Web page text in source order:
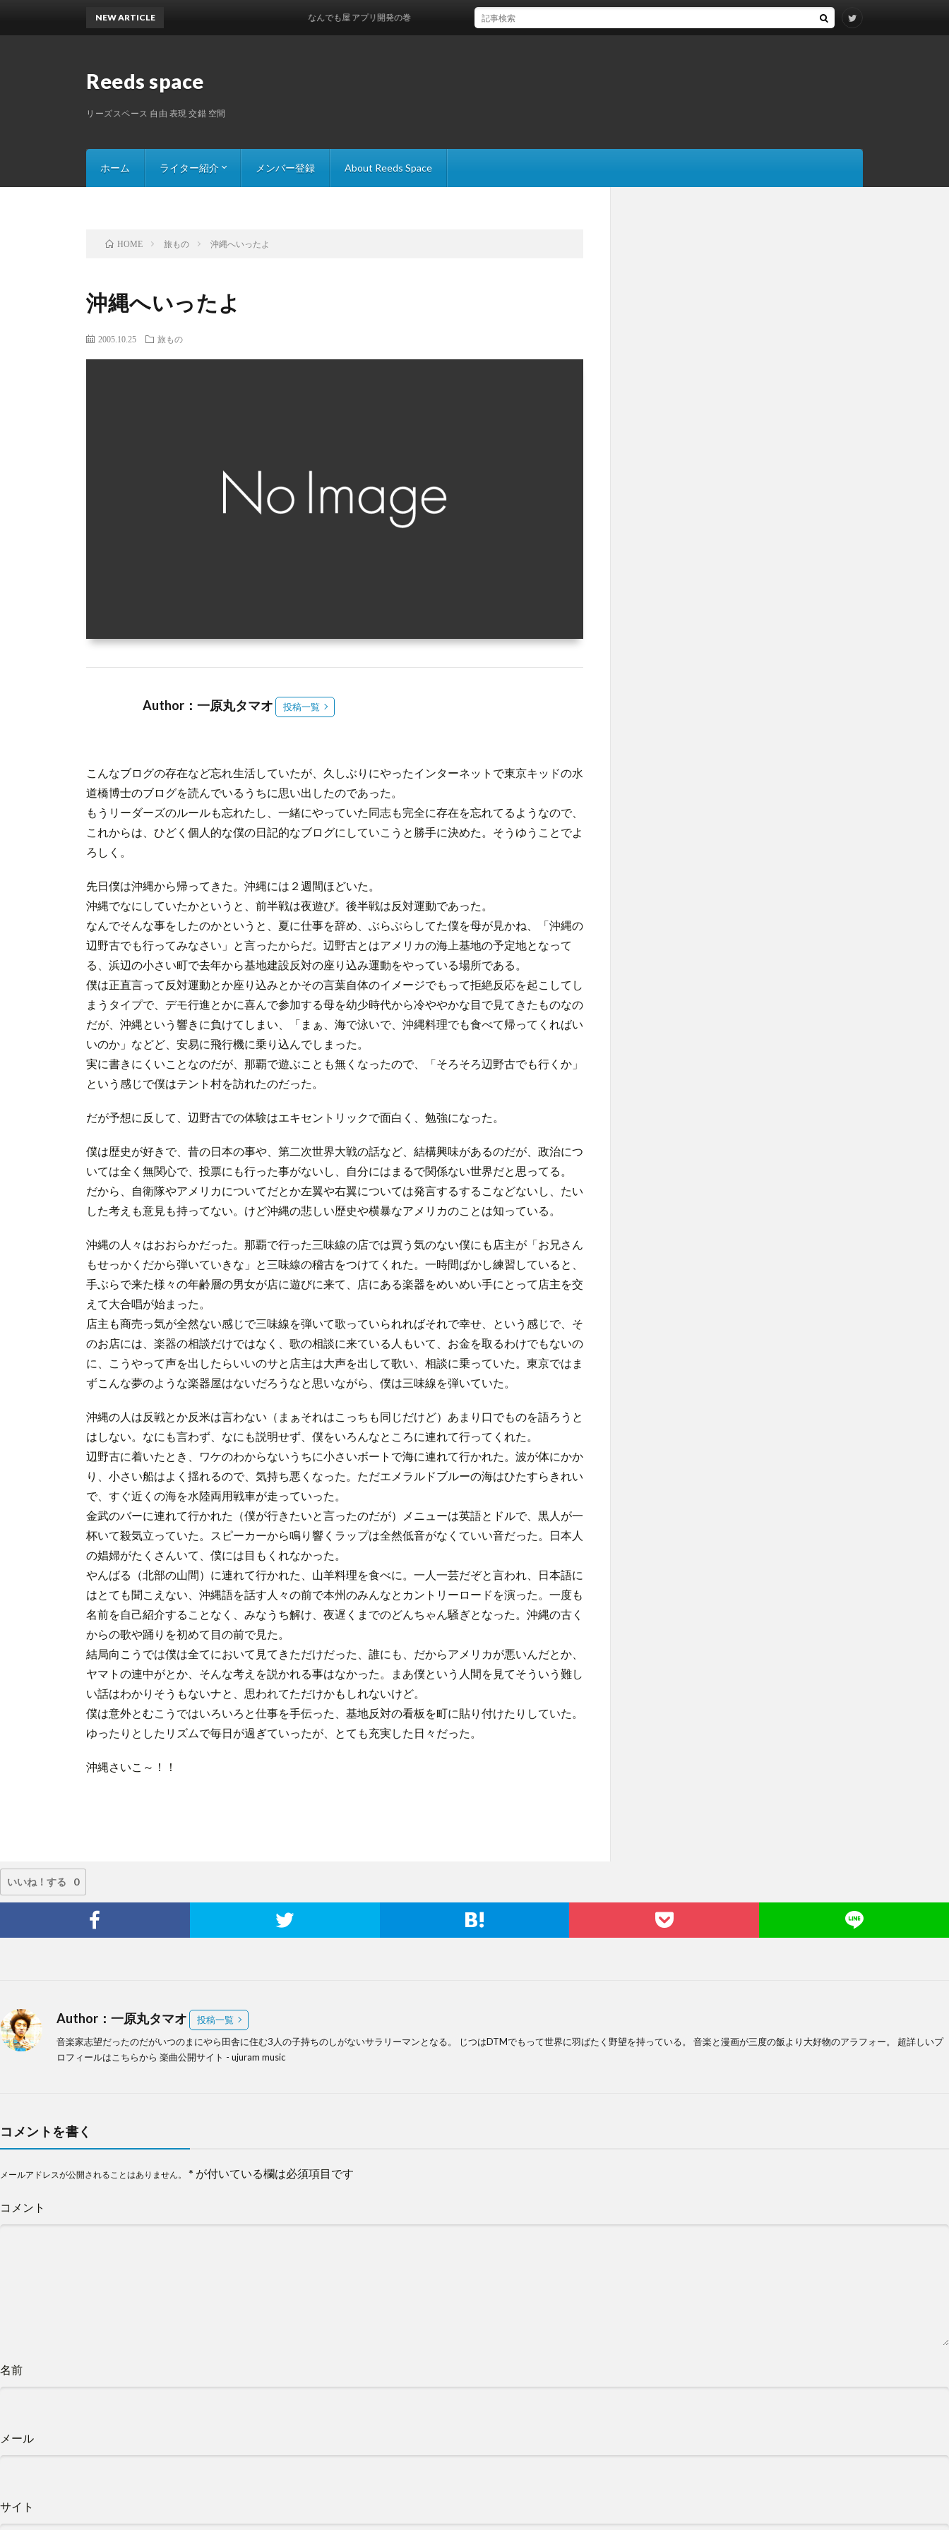
Reeds space
リーズスペース 自由 表現 交錯 空間
ホーム ライター紹介 メンバー登録 About Reeds Space
NEW ARTICLE なんでも屋 アプリ開発の巻
HOME 旅もの 沖縄へいったよ
沖縄へいったよ
2005.10.25 旅もの
Author：一原丸タマオ 投稿一覧
こんなブログの存在など忘れ生活していたが、久しぶりにやったインターネットで東京キッドの水
道橋博士のブログを読んでいるうちに思い出したのであった。
もうリーダーズのルールも忘れたし、一緒にやっていた同志も完全に存在を忘れてるようなので、
これからは、ひどく個人的な僕の日記的なブログにしていこうと勝手に決めた。そうゆうことでよ
ろしく。
先日僕は沖縄から帰ってきた。沖縄には２週間ほどいた。
沖縄でなにしていたかというと、前半戦は夜遊び。後半戦は反対運動であった。
なんでそんな事をしたのかというと、夏に仕事を辞め、ぶらぶらしてた僕を母が見かね、「沖縄の
辺野古でも行ってみなさい」と言ったからだ。辺野古とはアメリカの海上基地の予定地となって
る、浜辺の小さい町で去年から基地建設反対の座り込み運動をやっている場所である。
僕は正直言って反対運動とか座り込みとかその言葉自体のイメージでもって拒絶反応を起こしてし
まうタイプで、デモ行進とかに喜んで参加する母を幼少時代から冷ややかな目で見てきたものなの
だが、沖縄という響きに負けてしまい、「まぁ、海で泳いで、沖縄料理でも食べて帰ってくればい
いのか」などど、安易に飛行機に乗り込んでしまった。
実に書きにくいことなのだが、那覇で遊ぶことも無くなったので、「そろそろ辺野古でも行くか」
という感じで僕はテント村を訪れたのだった。
だが予想に反して、辺野古での体験はエキセントリックで面白く、勉強になった。
僕は歴史が好きで、昔の日本の事や、第二次世界大戦の話など、結構興味があるのだが、政治につ
いては全く無関心で、投票にも行った事がないし、自分にはまるで関係ない世界だと思ってる。
だから、自衛隊やアメリカについてだとか左翼や右翼については発言するするこなどないし、たい
した考えも意見も持ってない。けど沖縄の悲しい歴史や横暴なアメリカのことは知っている。
沖縄の人々はおおらかだった。那覇で行った三味線の店では買う気のない僕にも店主が「お兄さん
もせっかくだから弾いていきな」と三味線の稽古をつけてくれた。一時間ばかし練習していると、
手ぶらで来た様々の年齢層の男女が店に遊びに来て、店にある楽器をめいめい手にとって店主を交
えて大合唱が始まった。
店主も商売っ気が全然ない感じで三味線を弾いて歌っていられればそれで幸せ、という感じで、そ
のお店には、楽器の相談だけではなく、歌の相談に来ている人もいて、お金を取るわけでもないの
に、こうやって声を出したらいいのサと店主は大声を出して歌い、相談に乗っていた。東京ではま
ずこんな夢のような楽器屋はないだろうなと思いながら、僕は三味線を弾いていた。
沖縄の人は反戦とか反米は言わない（まぁそれはこっちも同じだけど）あまり口でものを語ろうと
はしない。なにも言わず、なにも説明せず、僕をいろんなところに連れて行ってくれた。
辺野古に着いたとき、ワケのわからないうちに小さいボートで海に連れて行かれた。波が体にかか
り、小さい船はよく揺れるので、気持ち悪くなった。ただエメラルドブルーの海はひたすらきれい
で、すぐ近くの海を水陸両用戦車が走っていった。
金武のバーに連れて行かれた（僕が行きたいと言ったのだが）メニューは英語とドルで、黒人が一
杯いて殺気立っていた。スピーカーから鳴り響くラップは全然低音がなくていい音だった。日本人
の娼婦がたくさんいて、僕には目もくれなかった。
やんばる（北部の山間）に連れて行かれた、山羊料理を食べに。一人一芸だぞと言われ、日本語に
はとても聞こえない、沖縄語を話す人々の前で本州のみんなとカントリーロードを演った。一度も
名前を自己紹介することなく、みなうち解け、夜遅くまでのどんちゃん騒ぎとなった。沖縄の古く
からの歌や踊りを初めて目の前で見た。
結局向こうでは僕は全てにおいて見てきただけだった、誰にも、だからアメリカが悪いんだとか、
ヤマトの連中がとか、そんな考えを説かれる事はなかった。まあ僕という人間を見てそういう難し
い話はわかりそうもないナと、思われてただけかもしれないけど。
僕は意外とむこうではいろいろと仕事を手伝った、基地反対の看板を町に貼り付けたりしていた。
ゆったりとしたリズムで毎日が過ぎていったが、とても充実した日々だった。
沖縄さいこ～！！
いいね！する 0
Author：一原丸タマオ
投稿一覧
音楽家志望だったのだがいつのまにやら田舎に住む3人の子持ちのしがないサラリーマンとなる。 じつはDTMでもって世界に羽ばたく野望を持っている。 音楽と漫画が三度の飯より大好物のアラフォー。 超詳しいプ
ロフィールは こちらから 楽曲公開サイト - ujuram music
コメントを書く
メールアドレスが公開されることはありません。 * が付いている欄は必須項目です
コメント
名前
メール
サイト